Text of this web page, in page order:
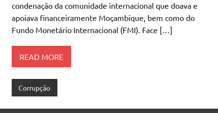
condenação da comunidade internacional que doava e
apoiava financeiramente Moçambique, bem como do
Fundo Monetário Internacional (FMI). Face […]
READ MORE
Corrupção